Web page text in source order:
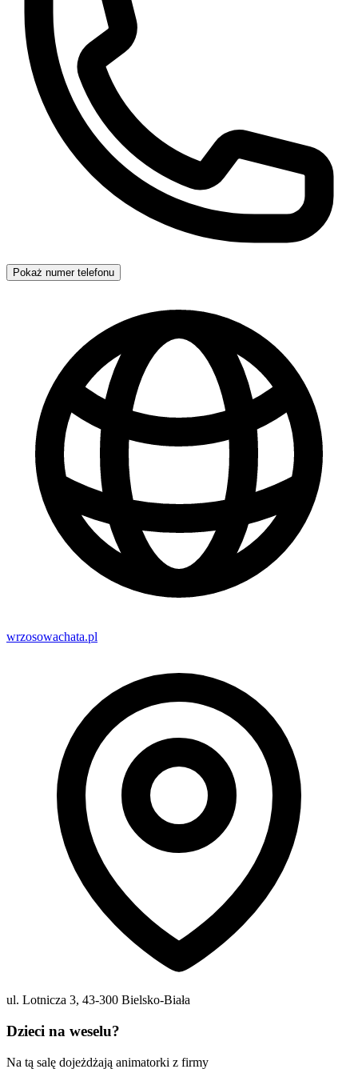
Pokaż numer telefonu
wrzosowachata.pl
ul. Lotnicza 3, 43-300 Bielsko-Biała
Dzieci na weselu?
Na tą salę dojeżdżają animatorki z firmy